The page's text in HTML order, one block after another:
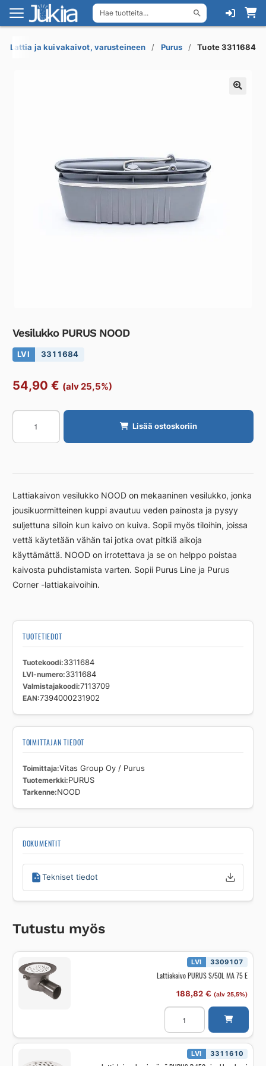
Hae tuotteita...
Siirry
navigointiin
Siirry
sisältöön
Lattia ja kuivakaivot, varusteineen Purus Tuote 3311684
Vesilukko PURUS NOOD
LVI 3311684
54,90 € (alv 25,5%)
Vesilukko
PURUS
NOOD
Lisää ostoskoriin
Lattiakaivon vesilukko NOOD on mekaaninen vesilukko, jonka
jousikuormitteinen kuppi avautuu veden painosta ja pysyy
suljettuna silloin kun kaivo on kuiva. Sopii myös tiloihin, joissa
vettä käytetään vähän tai jotka ovat pitkiä aikoja
käyttämättä. NOOD on irrotettava ja se on helppo poistaa
kaivosta puhdistamista varten. Sopii Purus Line ja Purus
Corner -lattiakaivoihin.
TUOTETIEDOT
Tuotekoodi 3311684
LVI-numero 3311684
Valmistajakoodi 7113709
EAN 7394000231902
TOIMITTAJAN TIEDOT
Toimittaja Vitas Group Oy / Purus
Tuotemerkki PURUS
Tarkenne NOOD
DOKUMENTIT
Tekniset tiedot
Tutustu myös
LVI 3309107
Lattiakaivo PURUS S/50L MA 75 E
188,82 € (alv 25,5%)
Lattiakaivo
PURUS
S/50L
MA
75
määrä
LVI 3311610